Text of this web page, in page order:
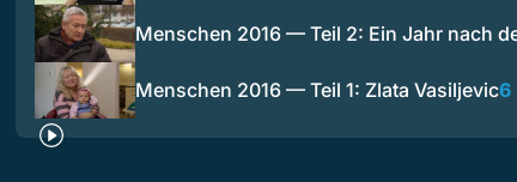
Menschen 2016 — Teil 2: Ein Jahr nach
Menschen 2016 — Teil 1: Zlata Vasiljevic6